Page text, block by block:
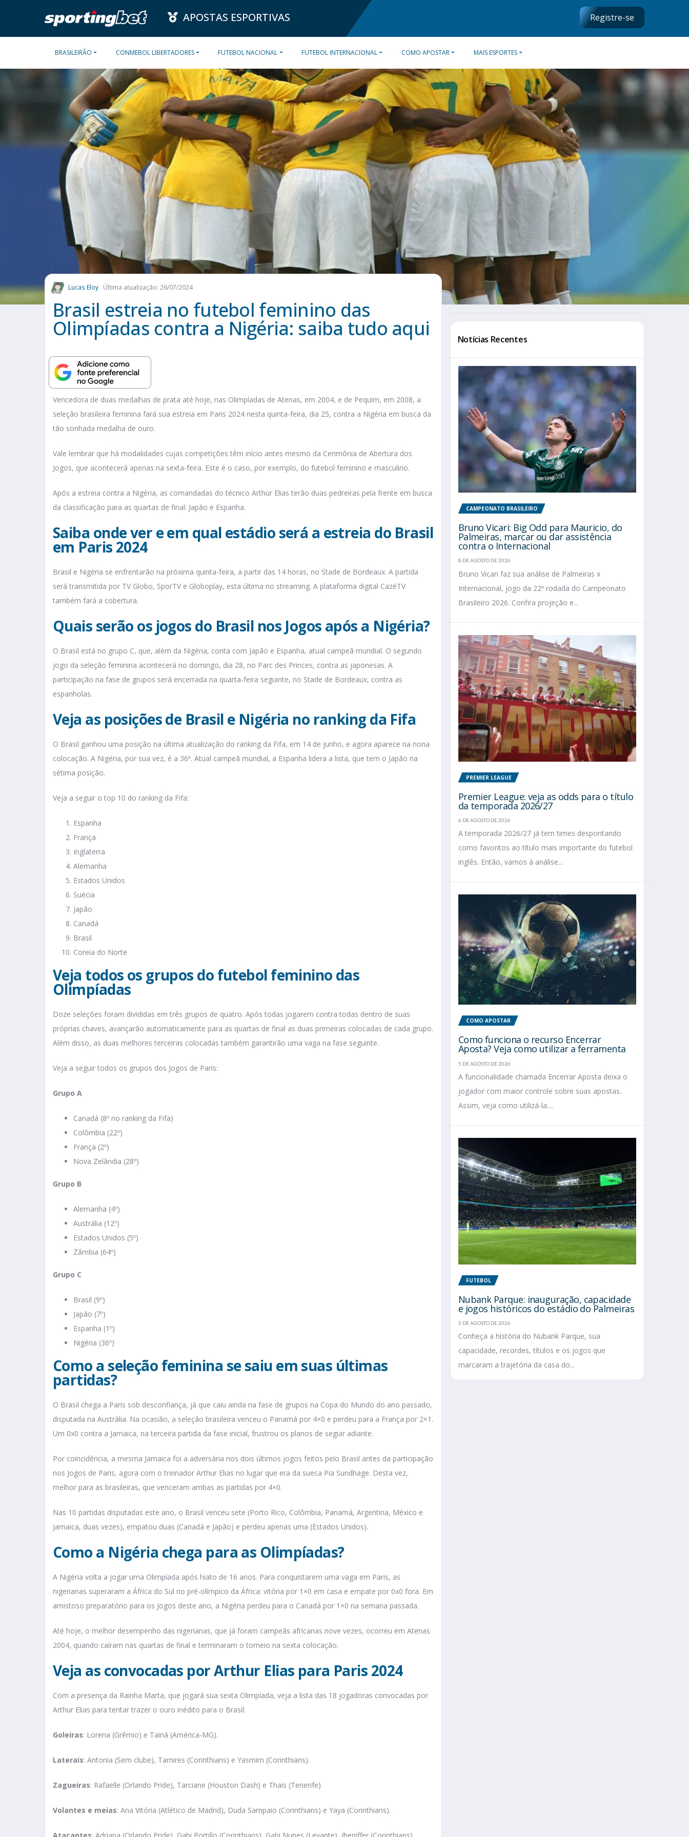
APOSTAS ESPORTIVAS Registre-se
BRASILEIRÃO CONMEBOL LIBERTADORES FUTEBOL NACIONAL FUTEBOL INTERNACIONAL COMO APOSTAR MAIS ESPORTES
Lucas Eloy Última atualização: 26/07/2024
Brasil estreia no futebol feminino das
Olimpíadas contra a Nigéria: saiba tudo aqui
Vencedora de duas medalhas de prata até hoje, nas Olimpíadas de Atenas, em 2004, e de Pequim, em 2008, a
seleção brasileira feminina fará sua estreia em Paris 2024 nesta quinta-feira, dia 25, contra a Nigéria em busca da
tão sonhada medalha de ouro.
Vale lembrar que há modalidades cujas competições têm início antes mesmo da Cerimônia de Abertura dos
Jogos, que acontecerá apenas na sexta-feira. Este é o caso, por exemplo, do futebol feminino e masculino.
Após a estreia contra a Nigéria, as comandadas do técnico Arthur Elias terão duas pedreiras pela frente em busca
da classificação para as quartas de final: Japão e Espanha.
Saiba onde ver e em qual estádio será a estreia do Brasil
em Paris 2024
Brasil e Nigéria se enfrentarão na próxima quinta-feira, a partir das 14 horas, no Stade de Bordeaux. A partida
será transmitida por TV Globo, SporTV e Globoplay, esta última no streaming. A plataforma digital CazéTV
também fará a cobertura.
Quais serão os jogos do Brasil nos Jogos após a Nigéria?
O Brasil está no grupo C, que, além da Nigéria, conta com Japão e Espanha, atual campeã mundial. O segundo
jogo da seleção feminina acontecerá no domingo, dia 28, no Parc des Princes, contra as japonesas. A
participação na fase de grupos será encerrada na quarta-feira seguinte, no Stade de Bordeaux, contra as
espanholas.
Veja as posições de Brasil e Nigéria no ranking da Fifa
O Brasil ganhou uma posição na última atualização do ranking da Fifa, em 14 de junho, e agora aparece na nona
colocação. A Nigéria, por sua vez, é a 36ª. Atual campeã mundial, a Espanha lidera a lista, que tem o Japão na
sétima posição.
Veja a seguir o top 10 do ranking da Fifa:
Espanha
França
Inglaterra
Alemanha
Estados Unidos
Suécia
Japão
Canadá
Brasil
Coreia do Norte
Veja todos os grupos do futebol feminino das
Olimpíadas
Doze seleções foram divididas em três grupos de quatro. Após todas jogarem contra todas dentro de suas
próprias chaves, avançarão automaticamente para as quartas de final as duas primeiras colocadas de cada grupo.
Além disso, as duas melhores terceiras colocadas também garantirão uma vaga na fase seguinte.
Veja a seguir todos os grupos dos Jogos de Paris:
Grupo A
Canadá (8º no ranking da Fifa)
Colômbia (22º)
França (2º)
Nova Zelândia (28º)
Grupo B
Alemanha (4º)
Austrália (12º)
Estados Unidos (5º)
Zâmbia (64º)
Grupo C
Brasil (9º)
Japão (7º)
Espanha (1º)
Nigéria (36º)
Como a seleção feminina se saiu em suas últimas
partidas?
O Brasil chega a Paris sob desconfiança, já que caiu ainda na fase de grupos na Copa do Mundo do ano passado,
disputada na Austrália. Na ocasião, a seleção brasileira venceu o Panamá por 4×0 e perdeu para a França por 2×1.
Um 0x0 contra a Jamaica, na terceira partida da fase inicial, frustrou os planos de seguir adiante.
Por coincidência, a mesma Jamaica foi a adversária nos dois últimos jogos feitos pelo Brasil antes da participação
nos Jogos de Paris, agora com o treinador Arthur Elias no lugar que era da sueca Pia Sundhage. Desta vez,
melhor para as brasileiras, que venceram ambas as partidas por 4×0.
Nas 10 partidas disputadas este ano, o Brasil venceu sete (Porto Rico, Colômbia, Panamá, Argentina, México e
Jamaica, duas vezes), empatou duas (Canadá e Japão) e perdeu apenas uma (Estados Unidos).
Como a Nigéria chega para as Olimpíadas?
A Nigéria volta a jogar uma Olimpíada após hiato de 16 anos. Para conquistarem uma vaga em Paris, as
nigerianas superaram a África do Sul no pré-olímpico da África: vitória por 1×0 em casa e empate por 0x0 fora. Em
amistoso preparatório para os Jogos deste ano, a Nigéria perdeu para o Canadá por 1×0 na semana passada.
Até hoje, o melhor desempenho das nigerianas, que já foram campeãs africanas nove vezes, ocorreu em Atenas
2004, quando caíram nas quartas de final e terminaram o torneio na sexta colocação.
Veja as convocadas por Arthur Elias para Paris 2024
Com a presença da Rainha Marta, que jogará sua sexta Olimpíada, veja a lista das 18 jogadoras convocadas por
Arthur Elias para tentar trazer o ouro inédito para o Brasil:
Goleiras: Lorena (Grêmio) e Tainá (América-MG).
Laterais: Antonia (Sem clube), Tamires (Corinthians) e Yasmim (Corinthians).
Zagueiras: Rafaelle (Orlando Pride), Tarciane (Houston Dash) e Thais (Tenerife)
Volantes e meias: Ana Vitória (Atlético de Madrid), Duda Sampaio (Corinthians) e Yaya (Corinthians).
Notícias Recentes
CAMPEONATO BRASILEIRO
Bruno Vicari: Big Odd para Mauricio, do
Palmeiras, marcar ou dar assistência
contra o Internacional
8 DE AGOSTO DE 2026
Bruno Vicari faz sua análise de Palmeiras x
Internacional, jogo da 22ª rodada do Campeonato
Brasileiro 2026. Confira projeção e...
PREMIER LEAGUE
Premier League: veja as odds para o título
da temporada 2026/27
6 DE AGOSTO DE 2026
A temporada 2026/27 já tem times despontando
como favoritos ao título mais importante do futebol
inglês. Então, vamos à análise...
COMO APOSTAR
Como funciona o recurso Encerrar
Aposta? Veja como utilizar a ferramenta
5 DE AGOSTO DE 2026
A funcionalidade chamada Encerrar Aposta deixa o
jogador com maior controle sobre suas apostas.
Assim, veja como utilizá-la....
FUTEBOL
Nubank Parque: inauguração, capacidade
e jogos históricos do estádio do Palmeiras
5 DE AGOSTO DE 2026
Conheça a história do Nubank Parque, sua
capacidade, recordes, títulos e os jogos que
marcaram a trajetória da casa do...